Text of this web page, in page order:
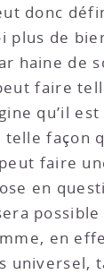
donc
plus de
haine de
faire
qu’il est
façon
faire
en
possible
en
universel,